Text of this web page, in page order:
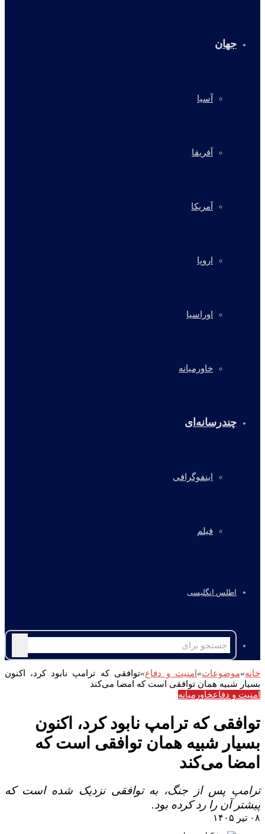
جهان
آسیا
آفریقا
آمریکا
اروپا
اوراسیا
خاورمیانه
چندرسانه‌ای
اینفوگرافی
فیلم
اطلس انگلیسی
برای
خانه»موضوعات»امنیت و دفاع»توافقی که ترامپ نابود کرد، اکنون
بسیار شبیه همان توافقی است که امضا می‌کند
امنیت و دفاعخاورمیانه
توافقی که ترامپ نابود کرد، اکنون
بسیار شبیه همان توافقی است که
امضا می‌کند
ترامپ پس از جنگ، به توافقی نزدیک شده است که
پیشتر آن را رد کرده بود.
۰۸ تیر ۱۴۰۵